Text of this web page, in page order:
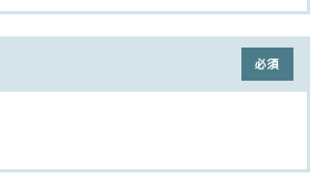
(必須)